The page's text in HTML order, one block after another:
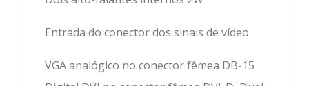
Entrada do conector dos sinais de vídeo
VGA analógico no conector fêmea DB-15